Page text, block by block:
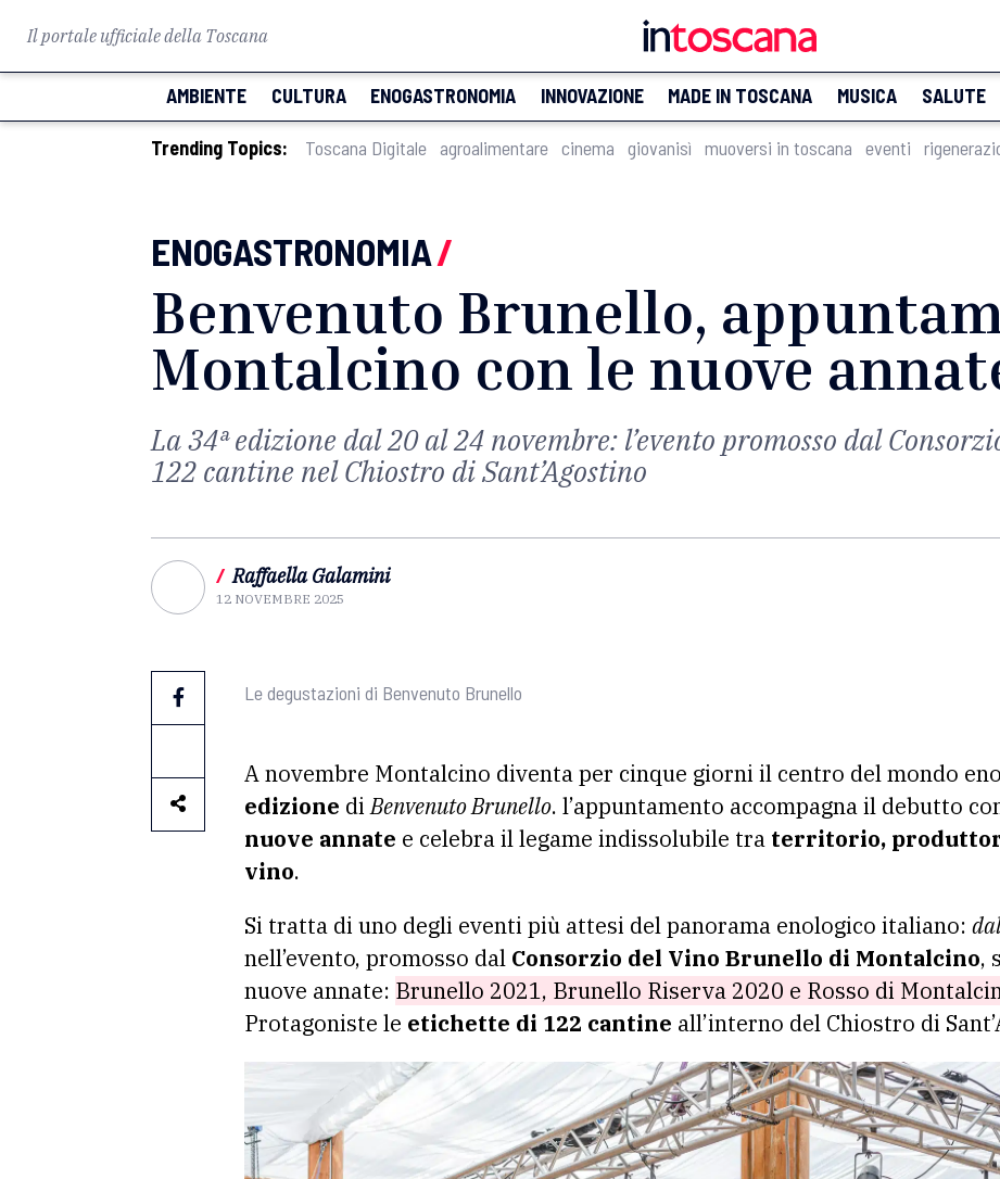
Il portale ufficiale della Toscana
AMBIENTE CULTURA ENOGASTRONOMIA INNOVAZIONE MADE IN TOSCANA MUSICA SALUTE
Trending Topics: Toscana Digitale agroalimentare cinema giovanisì muoversi in toscana eventi
ENOGASTRONOMIA/
Benvenuto Brunello,
Montalcino con le nuove
La 34ª edizione dal 20 al 24 novembre: l’evento promosso dal
122 cantine nel Chiostro di Sant’Agostino
/ Raffaella Galamini
12 NOVEMBRE 2025
Le degustazioni di Benvenuto Brunello
A novembre Montalcino diventa per cinque giorni il centro del mondo
edizione diBenvenuto Brunello. l’appuntamento accompagna il debutto
nuove annate e celebra il legame indissolubile tra territorio,
vino.
Si tratta di uno degli eventi più attesi del panorama enologico italiano:
nell’evento, promosso dal Consorzio del Vino Brunello di Montalcino,
nuove annate: Brunello 2021, Brunello Riserva 2020 e Rosso di
Protagoniste le etichette di 122 cantine all’interno del Chiostro di